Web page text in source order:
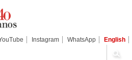
Instagram WhatsApp English